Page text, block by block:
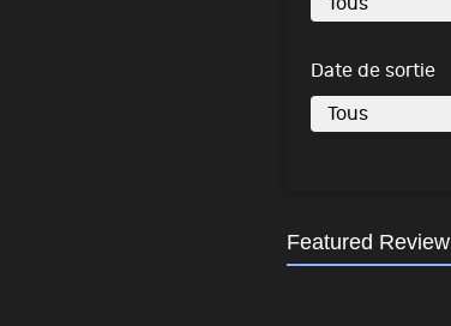
Date de sortie
Featured Review